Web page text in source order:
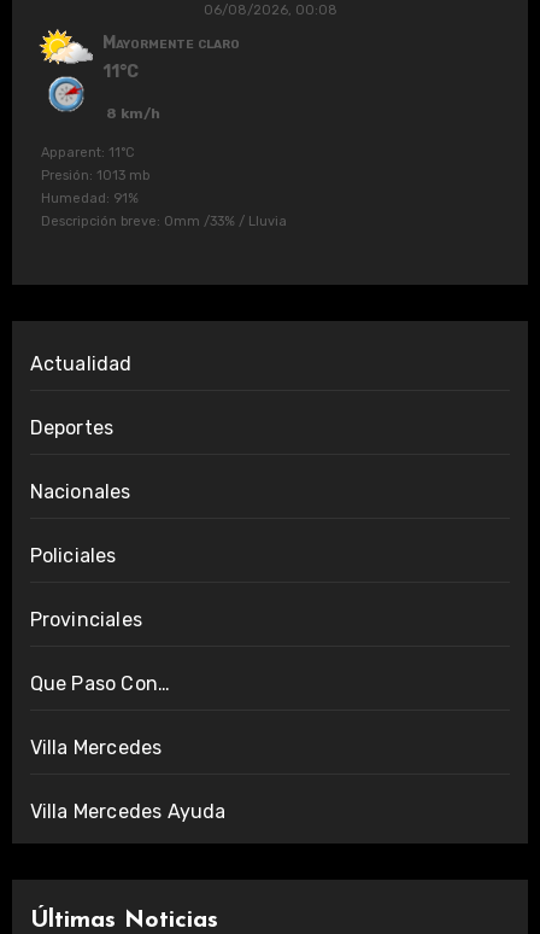
06/08/2026, 00:08
Mayormente claro
11°C
8 km/h
Apparent: 11°C
Presión: 1013 mb
Humedad: 91%
Descripción breve: 0mm /33% / Lluvia
Actualidad
Deportes
Nacionales
Policiales
Provinciales
Que Paso Con…
Villa Mercedes
Villa Mercedes Ayuda
Últimas Noticias